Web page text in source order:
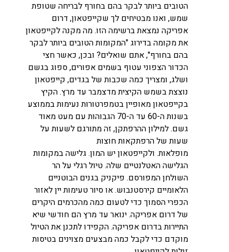
הטובים ביותר לבקר בהם בחורף לבריחה שטופת
שמש, ואנו מבטיחים לך שקייפטאון, דרום
אפריקה נמצאת ברשימה הזו. מה מקנה לקייפטאון
את מקומה בדירוג "המקומות הטובים ביותר לבקר
בהם בחורף", אתם שואלים? ובכן, כאשר חצי
הכדור הצפוני עטוף בשמים אפורים, ספוג בגשם
ושלג, ומצריך כמה שכבות של בגדים, קייפטאון
נוצצת בשמש הקיצית מדצמבר עד מרץ. הקיץ
בקייפטאון מאופיין בטמפרטורות נעימות בממוצע
בשנות ה-60 עד ה-70 הגבוהות עם מעט מאוד
גשם. למילון ההרפתקן, זה מתורגם לשעות על
שעות של הרפתקאות חוצות
מופלאות. ולקייפטאון יש המון. גלישה במקומות
הגלישה האטלנטיים שלה. טיול רגלי על הר
השולחן המפורסם. פיקניק בגנים הבוטניים
הלאומיים קירסטנבוש. או סיור טעימות יין לאזור
הכפרי הסמוך כדי לטעום כמה מהכרמים היקרים
של דרום אפריקה. ינואר עד מרץ הם חודשי שיא
התיירות בדרום אפריקה. הקפידו לתכנן את הטיול
מוקדם כדי לקבל כמה מבצעים מצוינים בטיסות